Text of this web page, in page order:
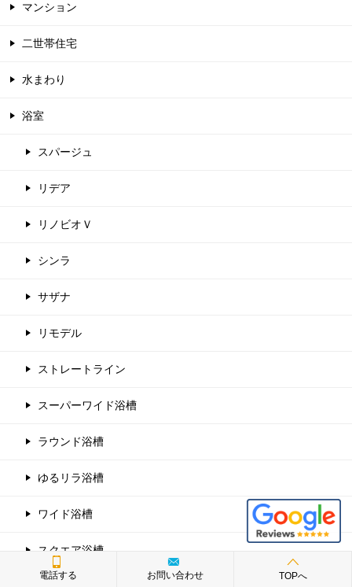
マンション
二世帯住宅
水まわり
浴室
スパージュ
リデア
リノビオＶ
シンラ
サザナ
リモデル
ストレートライン
スーパーワイド浴槽
ラウンド浴槽
ゆるリラ浴槽
ワイド浴槽
スクエア浴槽
電話する お問い合わせ TOPへ